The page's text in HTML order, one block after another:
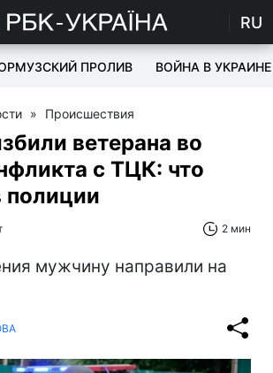
RU
ПРОЛИВ ВОЙНА В УКРАИНЕ
» Происшествия
ветерана во
с ТЦК: что
полиции
2 мин
мужчину направили на